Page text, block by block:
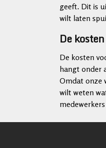
geeft. Dit is
wilt laten
De
De kosten
hangt onder
Omdat onze
wilt weten